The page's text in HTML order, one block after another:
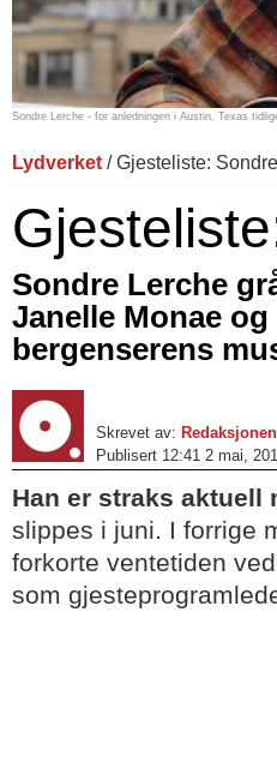
Sondre Lerche - for anledningen i Austin, Texas
Lydverket / Gjesteliste:
Sondre Lerche
Janelle Monae
bergenserens
Skrevet av: Redaksjonen
Publisert 12:41 2 mai,
Han er straks aktuell
slippes i juni. I forrige
forkorte ventetiden
som